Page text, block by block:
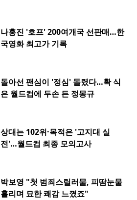
나홍진 '호프' 200여개국 선판매…한
국영화 최고가 기록
돌아선 팬심이 '정심' 돌렸다…확 식
은 월드컵에 두손 든 정몽규
상대는 102위·목적은 '고지대 실
전'…월드컵 최종 모의고사
박보영 "첫 범죄스릴러물, 피땀눈물
흘리며 묘한 쾌감 느꼈죠"